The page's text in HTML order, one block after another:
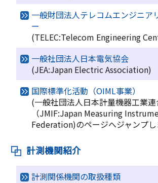
一般財団法人テレコムエンジニア
ー
(TELEC:Telecom Engineering
一般社団法人日本電気協会
(JEA:Japan Electric Association)
国際標準化活動（OIML事業）
(一般社団法人日本計量機器工業
（JMIF:Japan Measuring
Federation)のページへジャンプし
計測機関紹介
計測関係機関の取扱種類